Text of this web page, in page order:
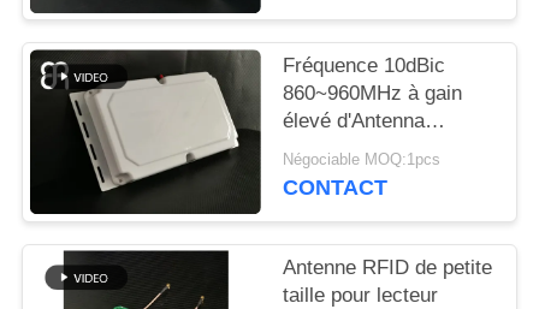
DEMANDEZ
UNE
CITATION
DU
SITE
Fréquence 10dBic
860~960MHz à gain
élevé d'Antenna
Narrow Beam de
lecteur portail de RFID
Négociable MOQ:1pcs
CONTACT
Antenne RFID de petite
taille pour lecteur